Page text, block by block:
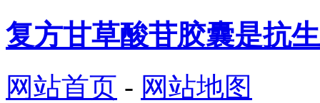
复方甘草酸苷胶囊是抗
网站首页 - 网站地图